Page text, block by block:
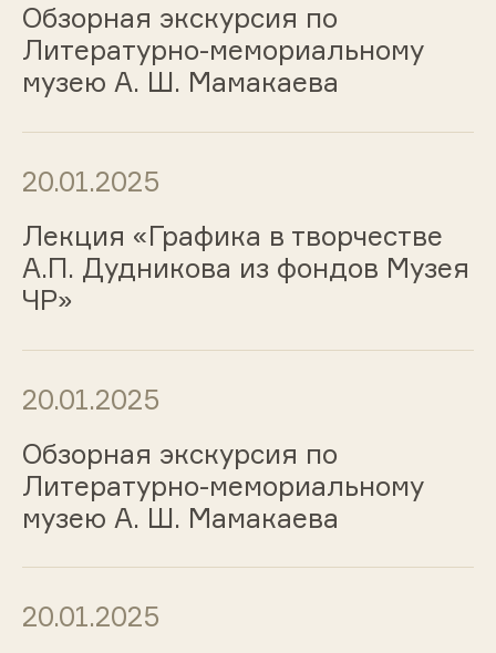
Обзорная экскурсия по
Литературно-мемориальному
музею А. Ш. Мамакаева
20.01.2025
Лекция «Графика в творчестве
А.П. Дудникова из фондов Музея
ЧР»
20.01.2025
Обзорная экскурсия по
Литературно-мемориальному
музею А. Ш. Мамакаева
20.01.2025